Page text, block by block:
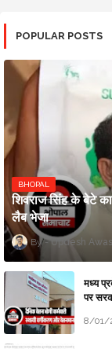
POPULAR POSTS
BHOPAL
शिवराज सिंह के बेटे
लैब भेजा
Updesh
मध्य
पर
8/01/